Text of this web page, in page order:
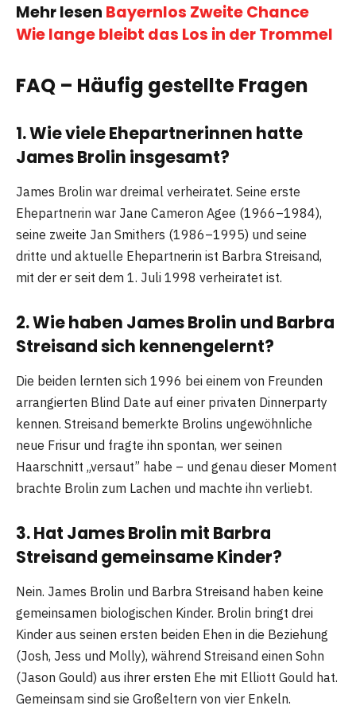
Mehr lesen Bayernlos Zweite Chance
Wie lange bleibt das Los in der Trommel
FAQ – Häufig gestellte Fragen
1. Wie viele Ehepartnerinnen hatte
James Brolin insgesamt?
James Brolin war dreimal verheiratet. Seine erste
Ehepartnerin war Jane Cameron Agee (1966–1984),
seine zweite Jan Smithers (1986–1995) und seine
dritte und aktuelle Ehepartnerin ist Barbra Streisand,
mit der er seit dem 1. Juli 1998 verheiratet ist.
2. Wie haben James Brolin und Barbra
Streisand sich kennengelernt?
Die beiden lernten sich 1996 bei einem von Freunden
arrangierten Blind Date auf einer privaten Dinnerparty
kennen. Streisand bemerkte Brolins ungewöhnliche
neue Frisur und fragte ihn spontan, wer seinen
Haarschnitt „versaut” habe – und genau dieser Moment
brachte Brolin zum Lachen und machte ihn verliebt.
3. Hat James Brolin mit Barbra
Streisand gemeinsame Kinder?
Nein. James Brolin und Barbra Streisand haben keine
gemeinsamen biologischen Kinder. Brolin bringt drei
Kinder aus seinen ersten beiden Ehen in die Beziehung
(Josh, Jess und Molly), während Streisand einen Sohn
(Jason Gould) aus ihrer ersten Ehe mit Elliott Gould hat.
Gemeinsam sind sie Großeltern von vier Enkeln.